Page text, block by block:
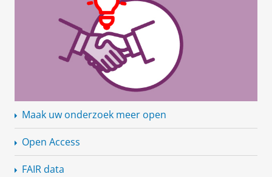
Maak uw onderzoek meer open
Open Access
FAIR data